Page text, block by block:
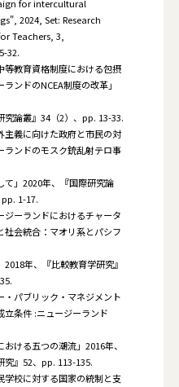
for intercultural
2024, Set: Research
Teachers, 3,
教育資格制度における包摂
ンドのNCEA制度の改革」
叢』34（2）、pp. 13-33.
義に向けた政府と市民の対
ランドのモスク銃乱射テロ事
年、『国際研究論
1-17.
ーランドにおけるチャータ
社会統合：マオリ系とパシフ
年、『比較教育学研究』
パブリック・マネジメント
立条件 :ニュージーランド
五つの潮流」2016年、
究』52、pp. 113-135.
校に対する国家の統制と支